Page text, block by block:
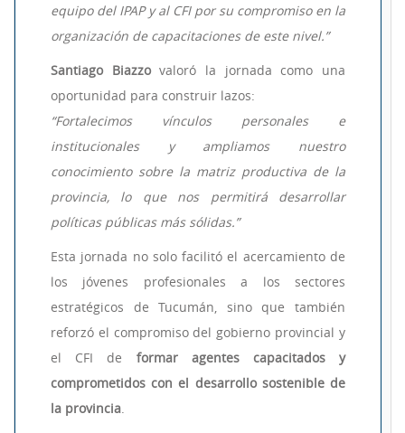
equipo del IPAP y al CFI por su compromiso en la
organización de capacitaciones de este nivel.”
Santiago Biazzovaloró la jornada como una
oportunidad para construir lazos:
“Fortalecimos vínculos personales e
institucionales y ampliamos nuestro
conocimiento sobre la matriz productiva de la
provincia, lo que nos permitirá desarrollar
políticas públicas más sólidas.”
Esta jornada no solo facilitó el acercamiento de
los jóvenes profesionales a los sectores
estratégicos de Tucumán, sino que también
reforzó el compromiso del gobierno provincial y
el CFI de formar agentes capacitados y
comprometidos con el desarrollo sostenible de
la provincia.